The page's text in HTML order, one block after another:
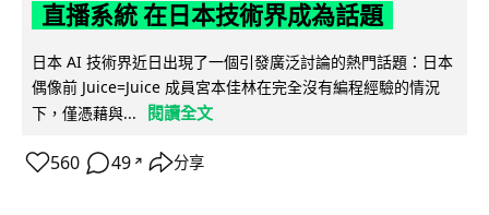
直播系統 在日本技術界成為話題
日本 AI 技術界近日出現了一個引發廣泛討論的熱門話題：日本
偶像前 Juice=Juice 成員宮本佳林在完全沒有編程經驗的情況
下，僅憑藉與...
閱讀全文
560 49 ↗ 分享